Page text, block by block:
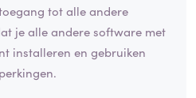
tot alle andere
je alle andere software met
installeren en gebruiken